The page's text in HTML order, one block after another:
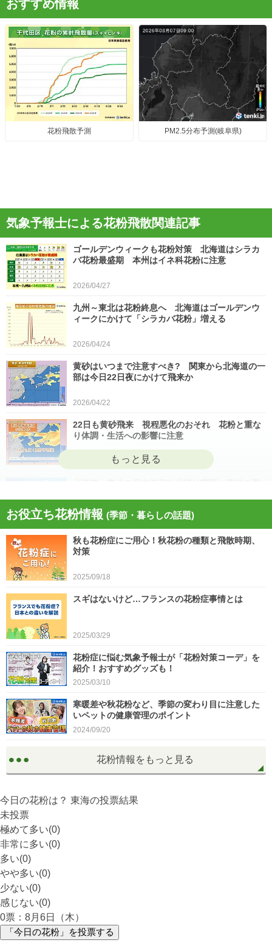
おすすめ情報
花粉飛散予測 PM2.5分布予測(岐阜県)
気象予報士による花粉飛散関連記事
ゴールデンウィークも花粉対策 北海道はシラカ
バ花粉最盛期 本州はイネ科花粉に注意
2026/04/27
九州～東北は花粉終息へ 北海道はゴールデンウ
ィークにかけて「シラカバ花粉」増える
2026/04/24
黄砂はいつまで注意すべき? 関東から北海道の一
部は今日22日夜にかけて飛来か
2026/04/22
22日も黄砂飛来 視程悪化のおそれ 花粉と重な
り体調・生活への影響に注意
2026/04/21
今日21日は黄砂が広く飛来 花粉とのダブル影響
に注意 症状悪化や洗濯物など対策を
2026/04/21
スギ、ヒノキ花粉シーズン終了へ 東京の飛散量
お役立ち花粉情報 (季節・暮らしの話題)
秋も花粉症にご用心！秋花粉の種類と飛散時期、
対策
2025/09/18
スギはないけど…フランスの花粉症事情とは
2025/03/29
花粉症に悩む気象予報士が「花粉対策コーデ」を
紹介！おすすめグッズも！
2025/03/10
寒暖差や秋花粉など、季節の変わり目に注意した
いペットの健康管理のポイント
2024/09/20
花粉情報をもっと見る
今日の花粉は？ 東海の投票結果
未投票
極めて多い(0)
非常に多い(0)
多い(0)
やや多い(0)
少ない(0)
感じない(0)
0票：8月6日（木）
「今日の花粉」を投票する